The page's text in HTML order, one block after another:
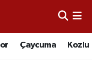
Çaycuma Kozlu